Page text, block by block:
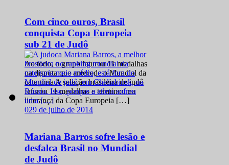
Com cinco ouros, Brasil
conquista Copa Europeia
sub 21 de Judô
Ao todo, o grupo faturou 11 medalhas
na disputa que antecede o Mundial da
categoria A seleção brasileira de judô
faturou 11 medalhas e terminou na
liderança da Copa Europeia […]
029 de julho de 2014
Mariana Barros sofre lesão e
desfalca Brasil no Mundial
de Judô